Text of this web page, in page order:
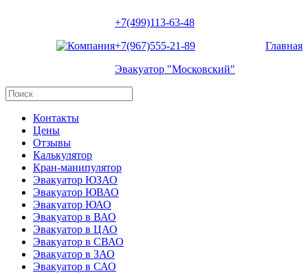
+7(499)113-63-48
+7(967)555-21-89
Эвакуатор "Московский"
Главная
Контакты
Цены
Отзывы
Калькулятор
Кран-манипулятор
Эвакуатор ЮЗАО
Эвакуатор ЮВАО
Эвакуатор ЮАО
Эвакуатор в ВАО
Эвакуатор в ЦАО
Эвакуатор в СВАО
Эвакуатор в ЗАО
Эвакуатор в САО